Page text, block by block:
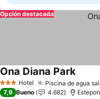
Opción destacada
3 Estrellas
Hotel Piscina de agua
Ona Diana ParkVer
7,9 Bueno 4.682